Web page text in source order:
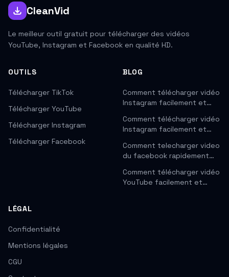
CleanVid
Le meilleur outil gratuit pour télécharger des vidéos
YouTube, Instagram et Facebook en qualité HD.
OUTILS
Télécharger TikTok
Télécharger YouTube
Télécharger Instagram
Télécharger Facebook
BLOG
Comment télécharger vidéo
Instagram facilement et…
Comment télécharger vidéo
Instagram facilement et…
Comment telecharger video
du facebook rapidement…
Comment télécharger vidéo
YouTube facilement et…
LÉGAL
Confidentialité
Mentions légales
CGU